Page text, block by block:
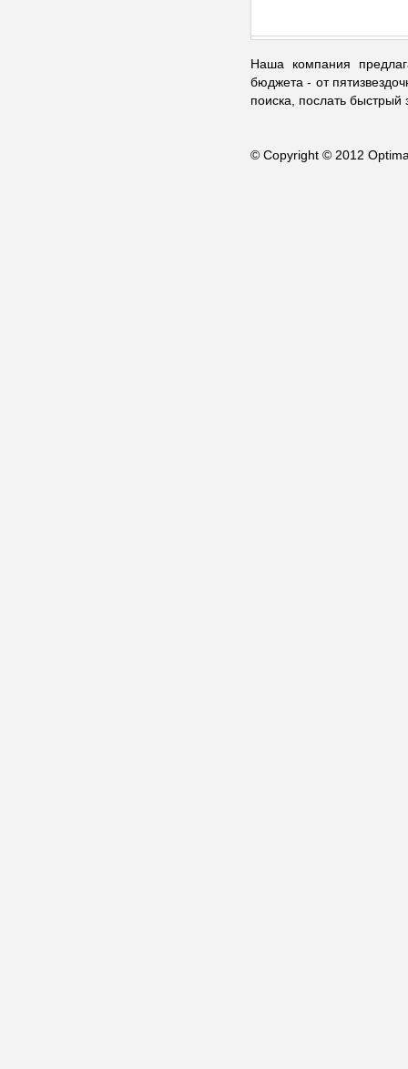
Наша компания
бюджета - от
поиска, послать
© Copyright © 2012